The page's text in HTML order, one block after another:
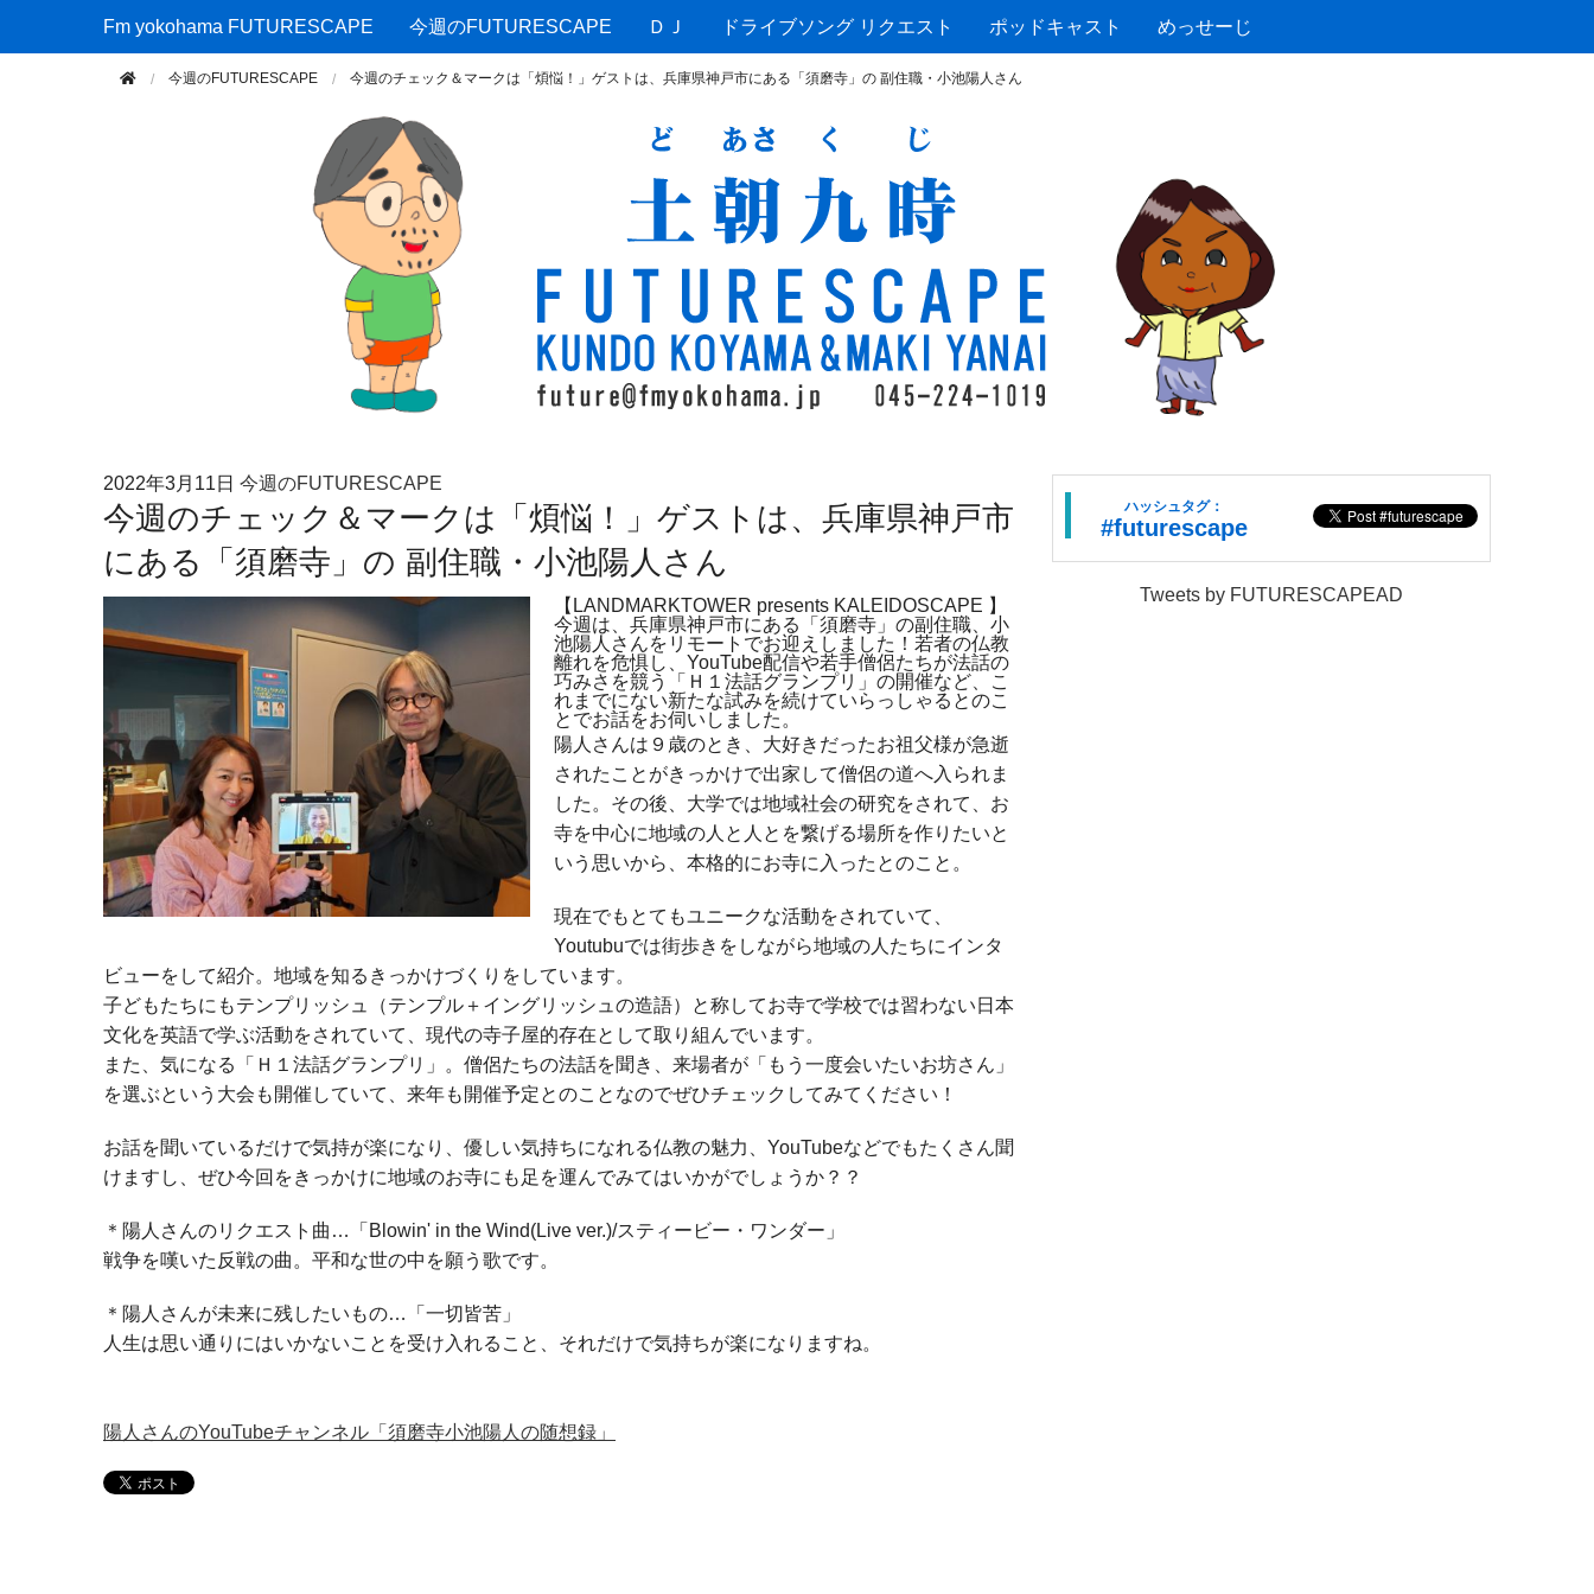
Fm yokohama FUTURESCAPE
Fm yokohama FUTURESCAPE 今週のFUTURESCAPE ＤＪ ドライブソング リクエスト ポッドキャスト めっせーじ
今週のFUTURESCAPE 今週のチェック＆マークは「煩悩！」ゲストは、兵庫県神戸市にある「須磨寺」の 副住職・小池陽人さん
2022年3月11日 今週のFUTURESCAPE
今週のチェック＆マークは「煩悩！」ゲストは、兵庫県神戸市
にある「須磨寺」の 副住職・小池陽人さん
【LANDMARKTOWER presents KALEIDOSCAPE 】
今週は、兵庫県神戸市にある「須磨寺」の副住職、小
池陽人さんをリモートでお迎えしました！若者の仏教
離れを危惧し、YouTube配信や若手僧侶たちが法話の
巧みさを競う「Ｈ１法話グランプリ」の開催など、こ
れまでにない新たな試みを続けていらっしゃるとのこ
とでお話をお伺いしました。
陽人さんは９歳のとき、大好きだったお祖父様が急逝
されたことがきっかけで出家して僧侶の道へ入られま
した。その後、大学では地域社会の研究をされて、お
寺を中心に地域の人と人とを繋げる場所を作りたいと
いう思いから、本格的にお寺に入ったとのこと。
現在でもとてもユニークな活動をされていて、
Youtubuでは街歩きをしながら地域の人たちにインタ
ビューをして紹介。地域を知るきっかけづくりをしています。
子どもたちにもテンプリッシュ（テンプル＋イングリッシュの造語）と称してお寺で学校では習わない日本
文化を英語で学ぶ活動をされていて、現代の寺子屋的存在として取り組んでいます。
また、気になる「Ｈ１法話グランプリ」。僧侶たちの法話を聞き、来場者が「もう一度会いたいお坊さん」
を選ぶという大会も開催していて、来年も開催予定とのことなのでぜひチェックしてみてください！
お話を聞いているだけで気持が楽になり、優しい気持ちになれる仏教の魅力、YouTubeなどでもたくさん聞
けますし、ぜひ今回をきっかけに地域のお寺にも足を運んでみてはいかがでしょうか？？
＊陽人さんのリクエスト曲…「Blowin' in the Wind(Live ver.)/スティービー・ワンダー」
戦争を嘆いた反戦の曲。平和な世の中を願う歌です。
＊陽人さんが未来に残したいもの…「一切皆苦」
人生は思い通りにはいかないことを受け入れること、それだけで気持ちが楽になりますね。
陽人さんのYouTubeチャンネル「須磨寺小池陽人の随想録」
ハッシュタグ：
#futurescape
Tweets by FUTURESCAPEAD